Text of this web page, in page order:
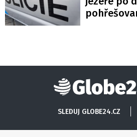
SLEDUJ GLOBE24.CZ